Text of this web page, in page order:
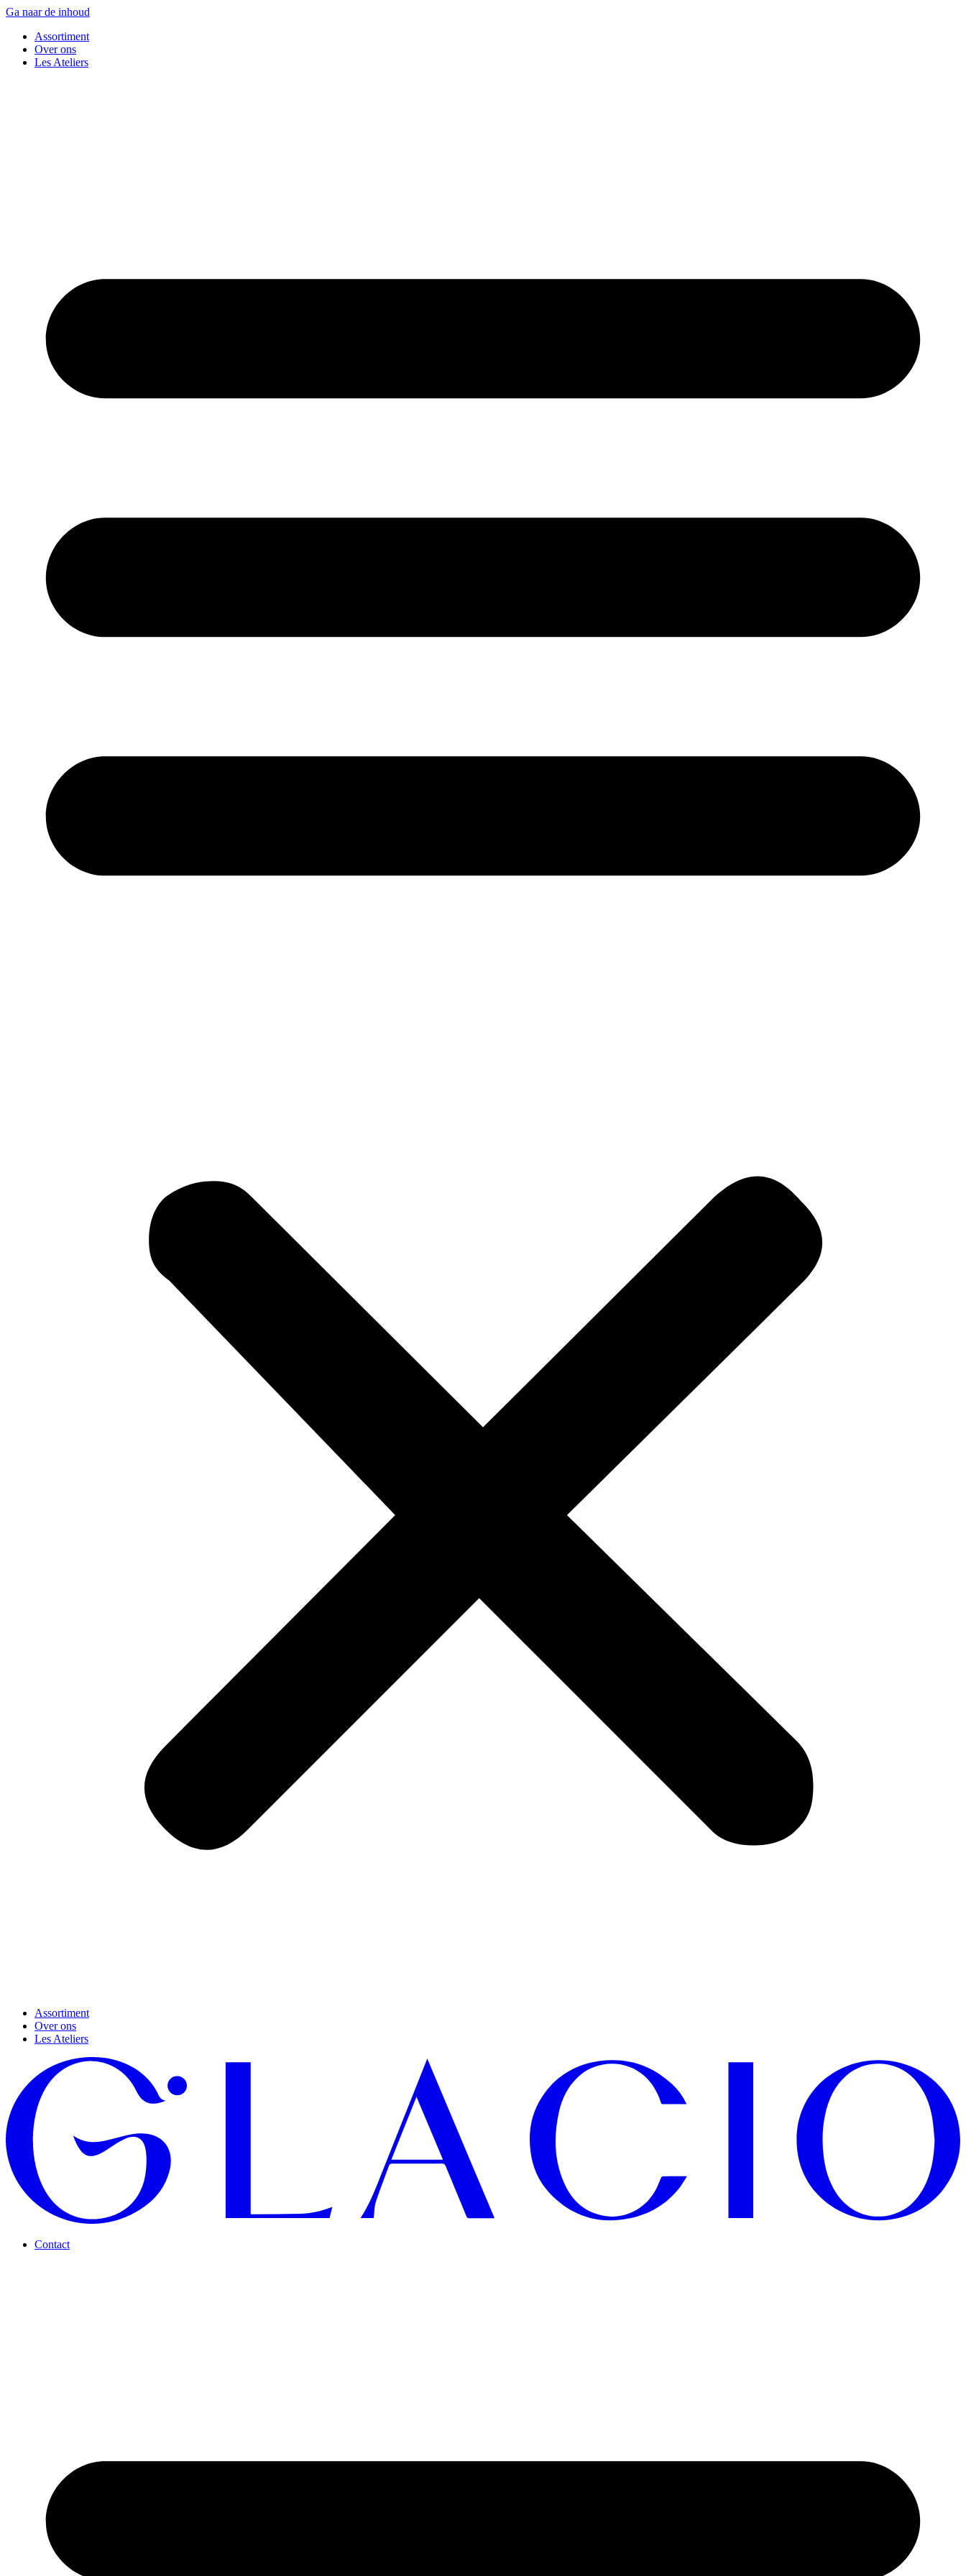
Ga naar de inhoud
Assortiment
Over ons
Les Ateliers
Assortiment
Over ons
Les Ateliers
Contact